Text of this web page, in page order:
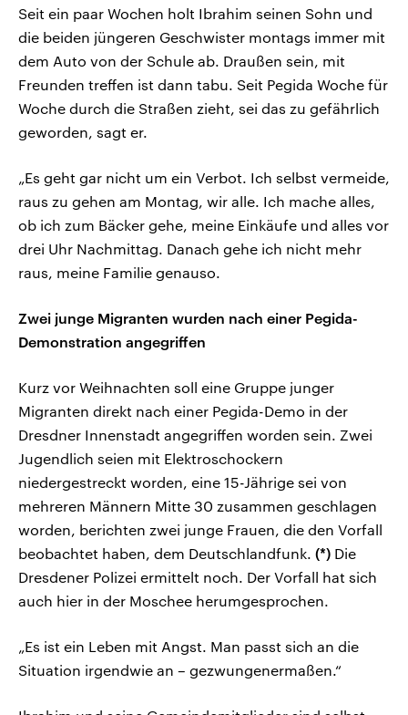
Seit ein paar Wochen holt Ibrahim seinen Sohn und
die beiden jüngeren Geschwister montags immer mit
dem Auto von der Schule ab. Draußen sein, mit
Freunden treffen ist dann tabu. Seit Pegida Woche für
Woche durch die Straßen zieht, sei das zu gefährlich
geworden, sagt er.
„Es geht gar nicht um ein Verbot. Ich selbst vermeide,
raus zu gehen am Montag, wir alle. Ich mache alles,
ob ich zum Bäcker gehe, meine Einkäufe und alles vor
drei Uhr Nachmittag. Danach gehe ich nicht mehr
raus, meine Familie genauso.
Zwei junge Migranten wurden nach einer Pegida-
Demonstration angegriffen
Kurz vor Weihnachten soll eine Gruppe junger
Migranten direkt nach einer Pegida-Demo in der
Dresdner Innenstadt angegriffen worden sein. Zwei
Jugendlich seien mit Elektroschockern
niedergestreckt worden, eine 15-Jährige sei von
mehreren Männern Mitte 30 zusammen geschlagen
worden, berichten zwei junge Frauen, die den Vorfall
beobachtet haben, dem Deutschlandfunk. (*) Die
Dresdener Polizei ermittelt noch. Der Vorfall hat sich
auch hier in der Moschee herumgesprochen.
„Es ist ein Leben mit Angst. Man passt sich an die
Situation irgendwie an – gezwungenermaßen.“